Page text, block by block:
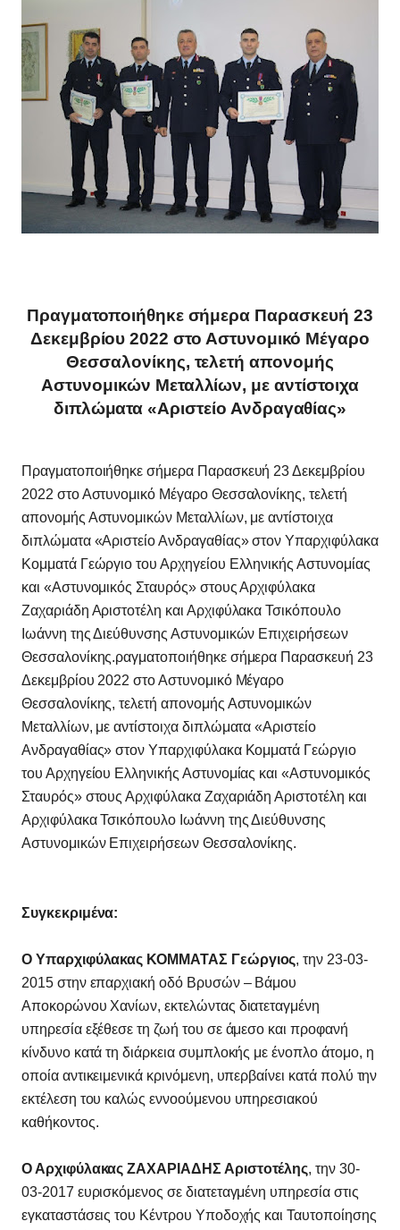
Πραγματοποιήθηκε σήμερα Παρασκευή 23
Δεκεμβρίου 2022 στο Αστυνομικό Μέγαρο
Θεσσαλονίκης, τελετή απονομής
Αστυνομικών Μεταλλίων, με αντίστοιχα
διπλώματα «Αριστείο Ανδραγαθίας»
Πραγματοποιήθηκε σήμερα Παρασκευή 23 Δεκεμβρίου
2022 στο Αστυνομικό Μέγαρο Θεσσαλονίκης, τελετή
απονομής Αστυνομικών Μεταλλίων, με αντίστοιχα
διπλώματα «Αριστείο Ανδραγαθίας» στον Υπαρχιφύλακα
Κομματά Γεώργιο του Αρχηγείου Ελληνικής Αστυνομίας
και «Αστυνομικός Σταυρός» στους Αρχιφύλακα
Ζαχαριάδη Αριστοτέλη και Αρχιφύλακα Τσικόπουλο
Ιωάννη της Διεύθυνσης Αστυνομικών Επιχειρήσεων
Θεσσαλονίκης.ραγματοποιήθηκε σήμερα Παρασκευή 23
Δεκεμβρίου 2022 στο Αστυνομικό Μέγαρο
Θεσσαλονίκης, τελετή απονομής Αστυνομικών
Μεταλλίων, με αντίστοιχα διπλώματα «Αριστείο
Ανδραγαθίας» στον Υπαρχιφύλακα Κομματά Γεώργιο
του Αρχηγείου Ελληνικής Αστυνομίας και «Αστυνομικός
Σταυρός» στους Αρχιφύλακα Ζαχαριάδη Αριστοτέλη και
Αρχιφύλακα Τσικόπουλο Ιωάννη της Διεύθυνσης
Αστυνομικών Επιχειρήσεων Θεσσαλονίκης.
Συγκεκριμένα:
Ο Υπαρχιφύλακας ΚΟΜΜΑΤΑΣ Γεώργιος, την 23-03-
2015 στην επαρχιακή οδό Βρυσών – Βάμου
Αποκορώνου Χανίων, εκτελώντας διατεταγμένη
υπηρεσία εξέθεσε τη ζωή του σε άμεσο και προφανή
κίνδυνο κατά τη διάρκεια συμπλοκής με ένοπλο άτομο, η
οποία αντικειμενικά κρινόμενη, υπερβαίνει κατά πολύ την
εκτέλεση του καλώς εννοούμενου υπηρεσιακού
καθήκοντος.
Ο Αρχιφύλακας ΖΑΧΑΡΙΑΔΗΣ Αριστοτέλης, την 30-
03-2017 ευρισκόμενος σε διατεταγμένη υπηρεσία στις
εγκαταστάσεις του Κέντρου Υποδοχής και Ταυτοποίησης